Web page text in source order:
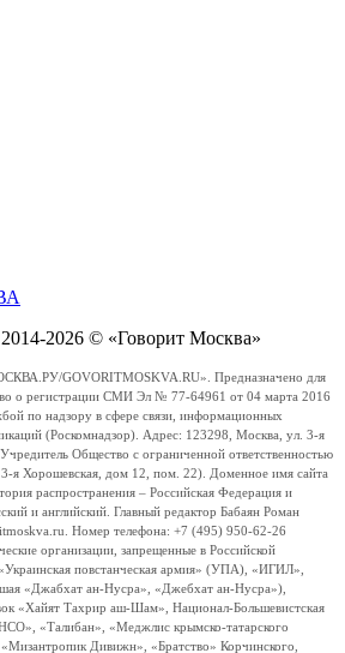
2026 © «Говорит Москва»
GOVORITMOSKVA.RU». Предназначено для
о регистрации СМИ Эл № 77-64961 от 04 марта 2016
по надзору в сфере связи, информационных
(Роскомнадзор). Адрес: 123298, Москва, ул. 3-я
Общество с ограниченной ответственностью
Хорошевская, дом 12, пом. 22). Доменное имя сайта
распространения – Российская Федерация и
и английский. Главный редактор Бабаян Роман
Номер телефона: +7 (495) 950-62-26
организации, запрещенные в Российской
повстанческая армия» (УПА), «ИГИЛ»,
«Джабхат ан-Нусра», «Джебхат ан-Нусра»),
«Хайят Тахрир аш-Шам», Национал-Большевистская
«Талибан», «Меджлис крымско-татарского
Дивижн», «Братство» Корчинского,